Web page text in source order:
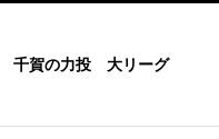
千賀の力投 大リーグ